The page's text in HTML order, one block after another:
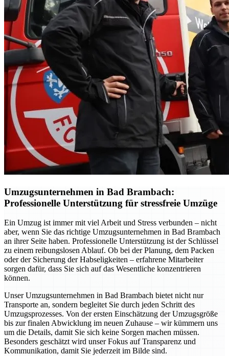
Umzugsunternehmen in Bad Brambach:
Professionelle Unterstützung für stressfreie Umzüge
Ein Umzug ist immer mit viel Arbeit und Stress verbunden – nicht
aber, wenn Sie das richtige Umzugsunternehmen in Bad Brambach
an ihrer Seite haben. Professionelle Unterstützung ist der Schlüssel
zu einem reibungslosen Ablauf. Ob bei der Planung, dem Packen
oder der Sicherung der Habseligkeiten – erfahrene Mitarbeiter
sorgen dafür, dass Sie sich auf das Wesentliche konzentrieren
können.
Unser Umzugsunternehmen in Bad Brambach bietet nicht nur
Transporte an, sondern begleitet Sie durch jeden Schritt des
Umzugsprozesses. Von der ersten Einschätzung der Umzugsgröße
bis zur finalen Abwicklung im neuen Zuhause – wir kümmern uns
um die Details, damit Sie sich keine Sorgen machen müssen.
Besonders geschätzt wird unser Fokus auf Transparenz und
Kommunikation, damit Sie jederzeit im Bilde sind.